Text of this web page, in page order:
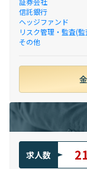
信託銀行
ヘッジファンド
リスク管理・監査(
その他
求人数